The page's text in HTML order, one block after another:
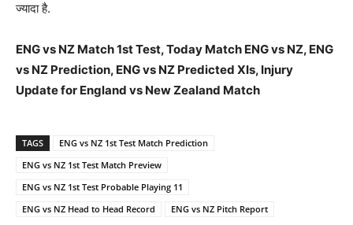
ज्यादा है.
ENG vs NZ Match 1st Test, Today Match ENG vs NZ, ENG
vs NZ Prediction, ENG vs NZ Predicted XIs, Injury
Update for England vs New Zealand Match
TAGS
ENG vs NZ 1st Test Match Prediction
ENG vs NZ 1st Test Match Preview
ENG vs NZ 1st Test Probable Playing 11
ENG vs NZ Head to Head Record
ENG vs NZ Pitch Report